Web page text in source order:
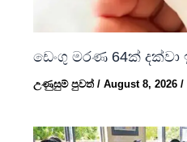
ඩෙංගු මරණ 64ක් දක්වා
උණුසුම් පුවත්/August 8, 2026/